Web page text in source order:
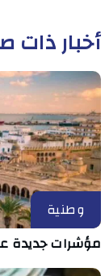
أخبار ذات
وطنية
مؤشرات جديدة